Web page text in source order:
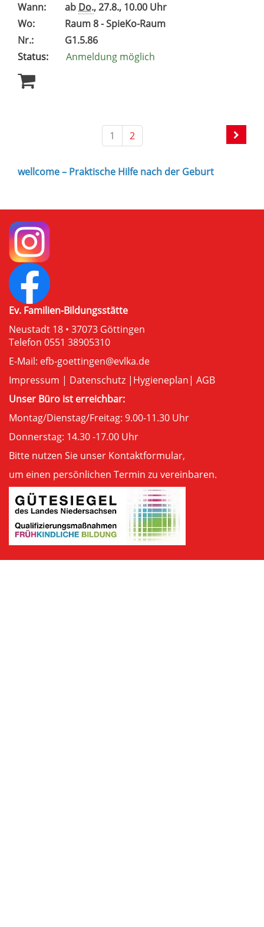
Wann:
ab Do., 27.8., 10.00 Uhr
Wo:
Raum 8 - SpieKo-Raum
Nr.:
G1.5.86
Status:
Anmeldung möglich
1 2
wellcome – Praktische Hilfe nach der Geburt
Ev. Familien-Bildungsstätte
Neustadt 18 • 37073 Göttingen
Telefon 0551 38905310
E-Mail: efb-goettingen@evlka.de
Impressum | Datenschutz | Hygieneplan| AGB
Unser Büro ist erreichbar:
Montag/Dienstag/Freitag: 9.00-11.30 Uhr
Donnerstag: 14.30 -17.00 Uhr
Bitte nutzen Sie unser Kontaktformular,
um einen persönlichen Termin zu vereinbaren.